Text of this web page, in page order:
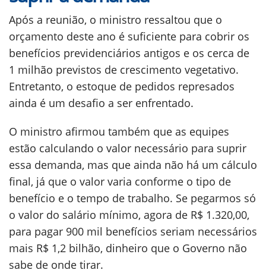
Após a reunião, o ministro ressaltou que o
orçamento deste ano é suficiente para cobrir os
benefícios previdenciários antigos e os cerca de
1 milhão previstos de crescimento vegetativo.
Entretanto, o estoque de pedidos represados
ainda é um desafio a ser enfrentado.
O ministro afirmou também que as equipes
estão calculando o valor necessário para suprir
essa demanda, mas que ainda não há um cálculo
final, já que o valor varia conforme o tipo de
benefício e o tempo de trabalho. Se pegarmos só
o valor do salário mínimo, agora de R$ 1.320,00,
para pagar 900 mil benefícios seriam necessários
mais R$ 1,2 bilhão, dinheiro que o Governo não
sabe de onde tirar.